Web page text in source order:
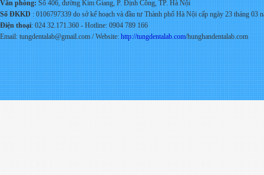
Văn phòng: Số 406, đường Kim Giang, P. Định Công, TP. Hà Nội
Số ĐKKD: 0106797339 do sở kế hoạch và đầu tư Thành phố Hà Nội cấp ngày 23 tháng 03
Điện thoại: 024 32.171.360 - Hotline: 0904 789 166
Email: tungdentalab@gmail.com / Website:http://tungdentalab.com/hunghandentalab.com